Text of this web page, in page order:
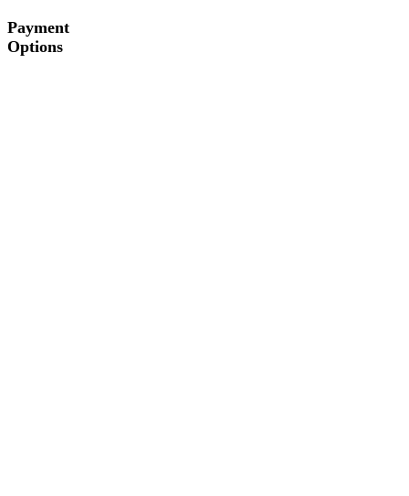
Payment
Options